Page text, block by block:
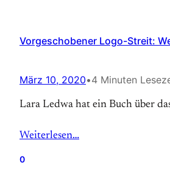
Vorgeschobener Logo-Streit:
März 10, 2020•4 Minuten
Lara Ledwa hat ein Buch über
Weiterlesen…
0